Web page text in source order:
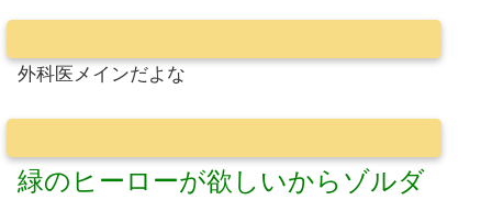
外科医メインだよな
緑のヒーローが欲しいからゾルダ